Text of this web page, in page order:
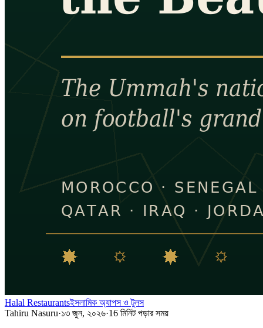
Halal Restaurantsইসলামিক অ্যাপস ও টুলস
Tahiru Nasuru·১৩ জুন, ২০২৬·16 মিনিট পড়ার সময়